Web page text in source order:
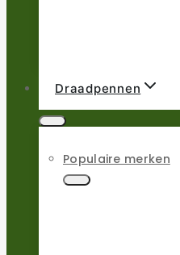
Draadpennen
Populaire merken